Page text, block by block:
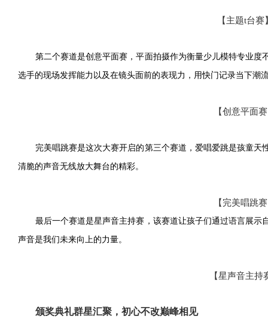
【主题t台赛
第二个赛道是创意平面赛，平面拍摄作为衡量少儿模特专业度
选手的现场发挥能力以及在镜头面前的表现力，用快门记录当下潮
【创意平面
完美唱跳赛是这次大赛开启的第三个赛道，爱唱爱跳是孩童
清脆的声音无线放大舞台的精彩。
【完美唱跳
最后一个赛道是星声音主持赛，该赛道让孩子们通过语言展示
声音是我们未来向上的力量。
【星声音主持
颁奖典礼群星汇聚，初心不改巅峰相见